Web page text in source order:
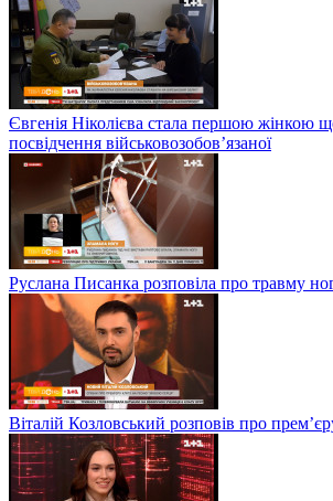
Євгенія Ніколієва стала першою жінкою
посвідчення військовозобов’язаної
Руслана Писанка розповіла про травму
Віталій Козловський розповів про